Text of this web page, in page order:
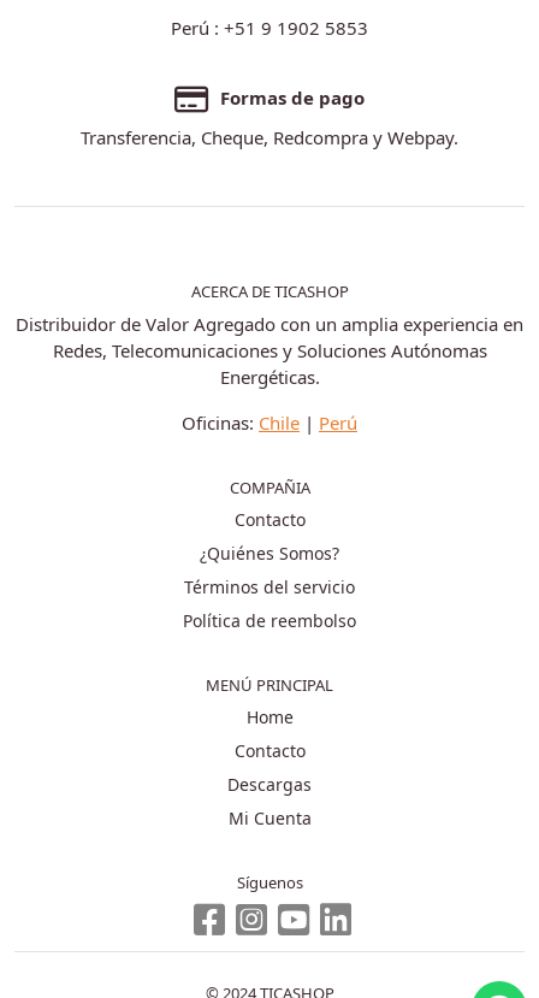
Perú : +51 9 1902 5853
Formas de pago
Transferencia, Cheque, Redcompra y Webpay.
ACERCA DE TICASHOP
Distribuidor de Valor Agregado con un amplia experiencia en
Redes, Telecomunicaciones y Soluciones Autónomas
Energéticas.
Oficinas: Chile | Perú
COMPAÑIA
Contacto
¿Quiénes Somos?
Términos del servicio
Política de reembolso
MENÚ PRINCIPAL
Home
Contacto
Descargas
Mi Cuenta
Síguenos
© 2024 TICASHOP